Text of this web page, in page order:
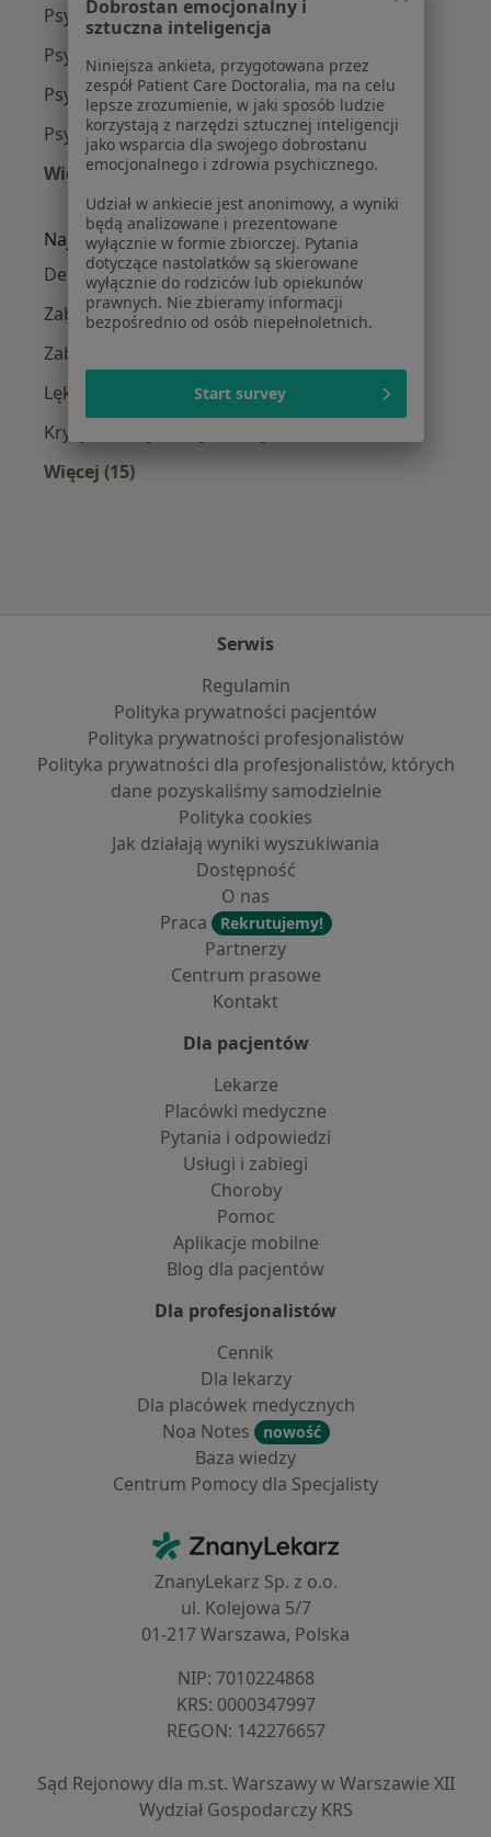
Psychoterapeuci Mickiewicza
Psychoterapeuci Piaski
Psychoterapeuci Białostoczek
Psychoterapeuci Kawaleryjskie
Więcej (15)
Więcej w kategorii: Psychoterapeuci w pobliżu
Najczęście leczone choroby
Depresja w Białymstoku
Zaburzenia lękowe w Białymstoku
Zaburzenia nastroju w Białymstoku
Lęki w Białymstoku
Kryzys emocjonalny w Białymstoku
Więcej (15)
Serwis
Regulamin
Polityka prywatności pacjentów
Polityka prywatności profesjonalistów
Polityka prywatności dla profesjonalistów, których
dane pozyskaliśmy samodzielnie
Polityka cookies
Jak działają wyniki wyszukiwania
Dostępność
O nas
Praca
Rekrutujemy!
Partnerzy
Centrum prasowe
Kontakt
Dla pacjentów
Lekarze
Placówki medyczne
Pytania i odpowiedzi
Usługi i zabiegi
Choroby
Pomoc
Aplikacje mobilne
Blog dla pacjentów
Dla profesjonalistów
Cennik
Dla lekarzy
Dla placówek medycznych
Noa Notes
nowość
Baza wiedzy
Centrum Pomocy dla Specjalisty
ZnanyLekarz - Strona główna
ZnanyLekarz Sp. z o.o.
ul. Kolejowa 5/7
01-217 Warszawa, Polska
NIP: ⁠7010224868
KRS: ⁠0000347997
REGON: ⁠142276657
Sąd Rejonowy dla m.st. Warszawy w Warszawie XII
Wydział Gospodarczy KRS
Dobrostan emocjonalny i
sztuczna inteligencja
Niniejsza ankieta, przygotowana przez
zespół Patient Care Doctoralia, ma na celu
lepsze zrozumienie, w jaki sposób ludzie
korzystają z narzędzi sztucznej inteligencji
jako wsparcia dla swojego dobrostanu
emocjonalnego i zdrowia psychicznego.
Udział w ankiecie jest anonimowy, a wyniki
będą analizowane i prezentowane
wyłącznie w formie zbiorczej. Pytania
dotyczące nastolatków są skierowane
wyłącznie do rodziców lub opiekunów
prawnych. Nie zbieramy informacji
bezpośrednio od osób niepełnoletnich.
Start survey